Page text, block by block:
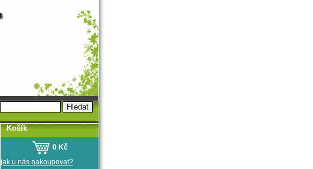
Košík
0 Kč
jak u nás nakoupovat?